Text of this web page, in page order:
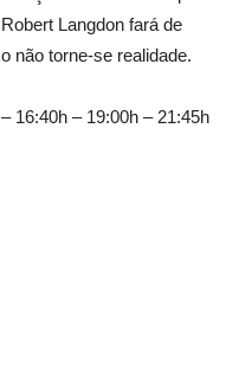
Langdon fará de
não torne-se realidade.
16:40h – 19:00h – 21:45h